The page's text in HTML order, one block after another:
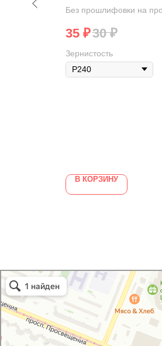
Без прошлифовки на
35 ₽30 ₽
Зернистость
В КОРЗИНУ
GoodVIN
Автоэмали, автомобильные краски в
Лакокрасочные материалы в Санкт‑Петербурге